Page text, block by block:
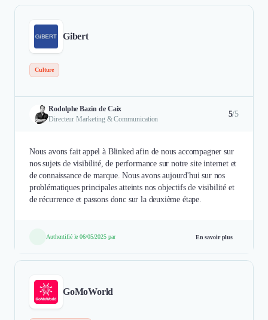
Gibert
Culture
Rodolphe Bazin de Caix
Directeur Marketing & Communication
5/5
Nous avons fait appel à Blinked afin de nous accompagner sur
nos sujets de visibilité, de performance sur notre site internet et
de connaissance de marque. Nous avons aujourd'hui sur nos
problématiques principales atteints nos objectifs de visibilité et
de récurrence et passons donc sur la deuxième étape.
Authentifié le 06/05/2025 par En savoir plus
GoMoWorld